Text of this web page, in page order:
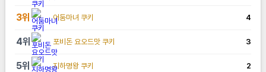
3위 어둠마녀 쿠키 4
4위 포비돈 요오드맛 쿠키 3
5위 지하명왕 쿠키 2